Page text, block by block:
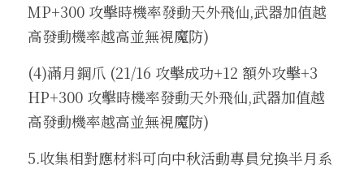
MP+300 攻擊時機率發動天外飛仙,武器加值越
高發動機率越高並無視魔防)
(4)滿月鋼爪 (21/16 攻擊成功+12 額外攻擊+3
HP+300 攻擊時機率發動天外飛仙,武器加值越
高發動機率越高並無視魔防)
5.收集相對應材料可向中秋活動專員兌換半月系